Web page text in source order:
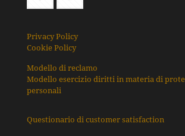
Privacy Policy
Cookie Policy
Modello di reclamo
Modello esercizio diritti in materia di
personali
Questionario di customer satisfaction